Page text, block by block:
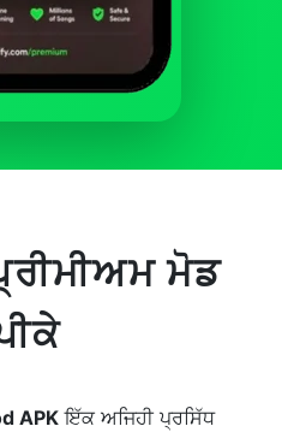
ਮੋਡ
APK ਇੱਕ ਅਜਿਹੀ ਪ੍ਰਸਿੱਧ